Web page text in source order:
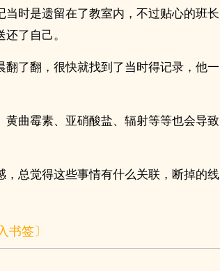
时是遗留在了教室内，不过贴心的班长
了自己。
了翻，很快就找到了当时得记录，他一
黄曲霉素、亚硝酸盐、辐射等等也会导致
总觉得这些事情有什么关联，断掉的线
书签〕